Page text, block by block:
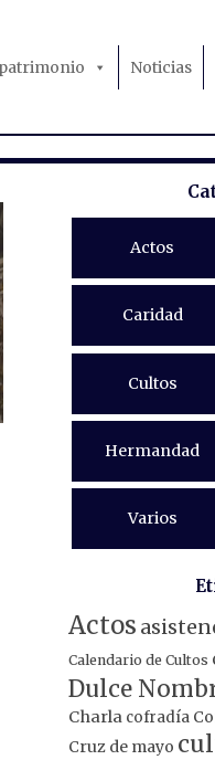
Noticias
Actos
Caridad
Cultos
Hermandad
Varios
Actos
Calendario de Cultos
Dulce
Charla cofradía
Cruz de mayo